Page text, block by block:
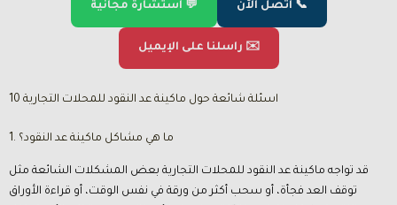
📞 اتصل الآن 💬 استشارة مجانية
✉️ راسلنا على الإيميل
10 اسئلة شائعة حول ماكينة عد النقود للمحلات التجارية
1. ما هي مشاكل ماكينة عد النقود؟
قد تواجه ماكينة عد النقود للمحلات التجارية بعض المشكلات الشائعة مثل
توقف العد فجأة، أو سحب أكثر من ورقة في نفس الوقت، أو قراءة الأوراق